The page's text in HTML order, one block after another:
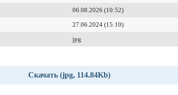
06.08.2026 (10:52)
27.06.2024 (15:10)
jpg
Скачать (jpg, 114.84Kb)